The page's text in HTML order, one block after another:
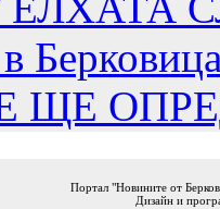
ЩЕ
Портал "Новините от
Дизайн и